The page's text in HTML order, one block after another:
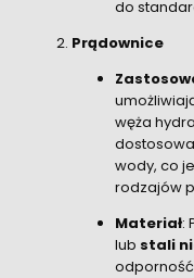
do
Prądownice
węża
wody, co
rodzajów
Materiał:
lub stali
odporność